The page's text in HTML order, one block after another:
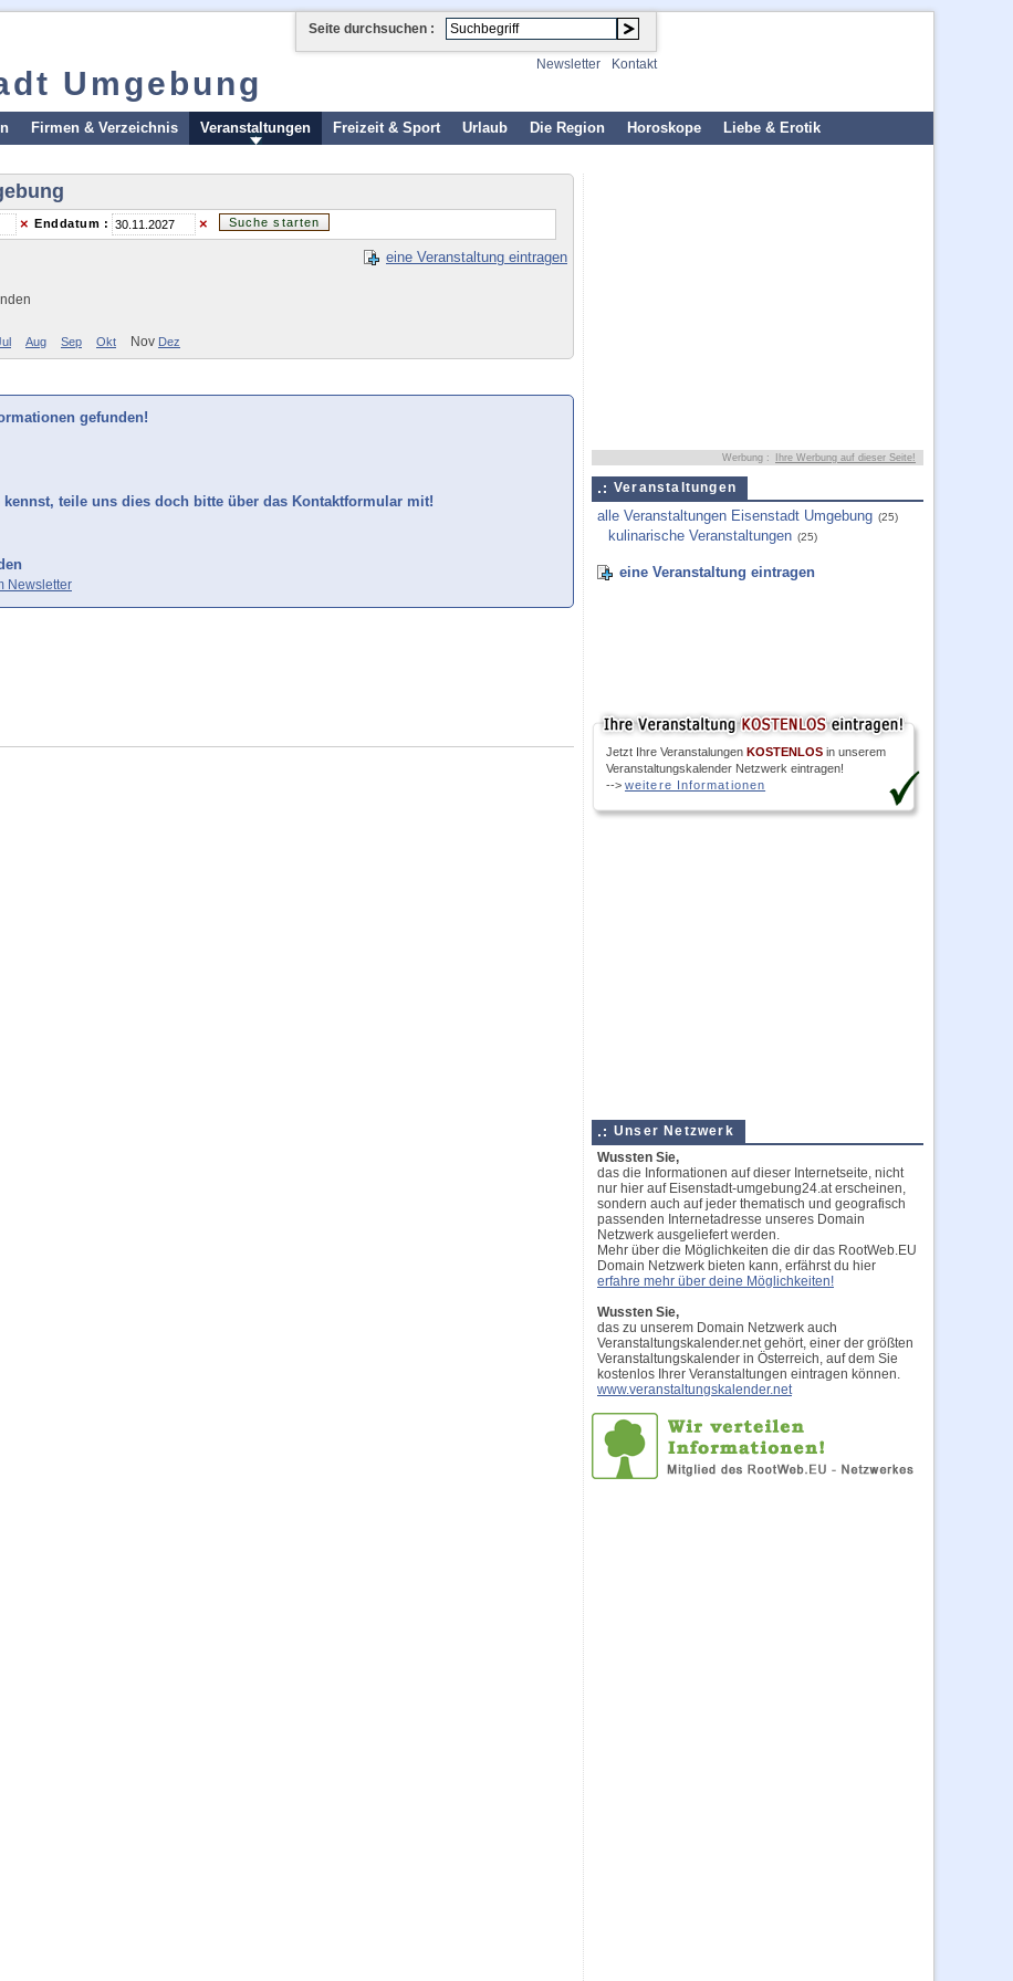
Umgebung
Seite durchsuchen :
Newsletter Kontakt
Firmen & Verzeichnis Veranstaltungen Freizeit & Sport Urlaub Die Region Horoskope Liebe & Erotik
× Enddatum : ×
Aug Sep Okt Nov Dez
eine Veranstaltung eintragen
gefunden!
teile uns dies doch bitte über das Kontaktformular mit!
Newsletter
Werbung : Ihre Werbung auf dieser Seite!
Veranstaltungen
alle Veranstaltungen Eisenstadt Umgebung (25)
kulinarische Veranstaltungen (25)
eine Veranstaltung eintragen
Jetzt Ihre Veranstalungen KOSTENLOS in unserem
Veranstaltungskalender Netzwerk eintragen!
--> weitere Informationen
Unser Netzwerk
Wussten Sie,
das die Informationen auf dieser Internetseite, nicht
nur hier auf Eisenstadt-umgebung24.at erscheinen,
sondern auch auf jeder thematisch und geografisch
passenden Internetadresse unseres Domain
Netzwerk ausgeliefert werden.
Mehr über die Möglichkeiten die dir das RootWeb.EU
Domain Netzwerk bieten kann, erfährst du hier
erfahre mehr über deine Möglichkeiten!
Wussten Sie,
das zu unserem Domain Netzwerk auch
Veranstaltungskalender.net gehört, einer der größten
Veranstaltungskalender in Österreich, auf dem Sie
kostenlos Ihrer Veranstaltungen eintragen können.
www.veranstaltungskalender.net